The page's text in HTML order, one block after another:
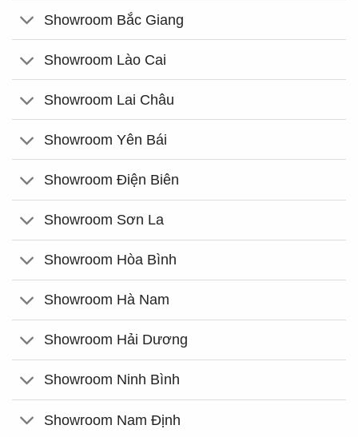
Showroom Bắc Giang
Showroom Lào Cai
Showroom Lai Châu
Showroom Yên Bái
Showroom Điện Biên
Showroom Sơn La
Showroom Hòa Bình
Showroom Hà Nam
Showroom Hải Dương
Showroom Ninh Bình
Showroom Nam Định